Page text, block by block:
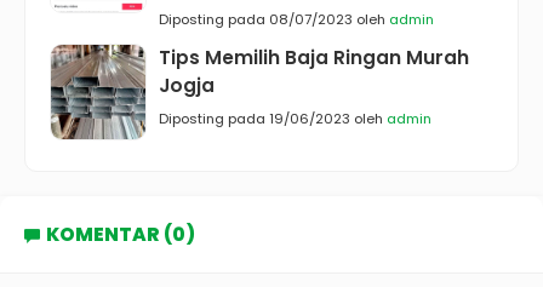
Diposting pada 08/07/2023 oleh admin
Tips Memilih Baja Ringan Murah
Jogja
Diposting pada 19/06/2023 oleh admin
KOMENTAR (0)